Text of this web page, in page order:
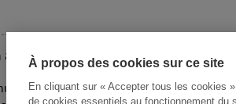
À propos des cookies sur ce site
En cliquant sur « Accepter tous les cookies
de cookies essentiels au fonctionnement du
Rome
n'a pas été